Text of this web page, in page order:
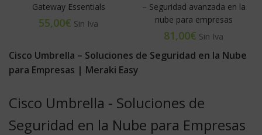
Gateway Essentials
€
– Seguridad avanzada en la
nube para empresas
€
Cisco Umbrella – Soluciones de Seguridad en la Nube
para Empresas | Meraki Easy
Cisco Umbrella - Soluciones de
Seguridad en la Nube para Empresas